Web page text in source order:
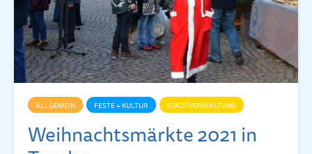
ALLGEMEIN FESTE + KULTUR STADTVERWALTUNG
Weihnachtsmärkte 2021 in